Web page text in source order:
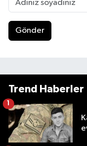
Gönder
Trend Haberler
1